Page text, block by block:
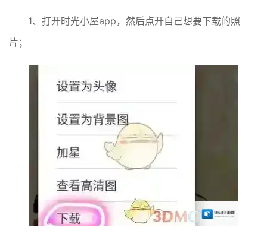
1、打开时光小屋app，然后点开自己想要下载的照
片；